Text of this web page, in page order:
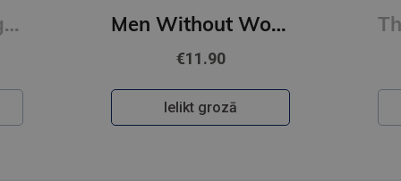
First Person Singular : mind-bending new collection of short stories Men Without Women
€11.90
Ielikt grozā